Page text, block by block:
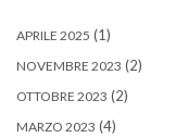
APRILE 2025 (1)
NOVEMBRE 2023 (2)
OTTOBRE 2023 (2)
MARZO 2023 (4)